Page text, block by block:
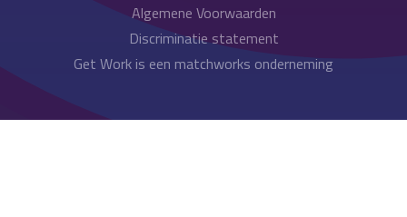
Algemene Voorwaarden
Discriminatie statement
Get Work is een matchworks onderneming